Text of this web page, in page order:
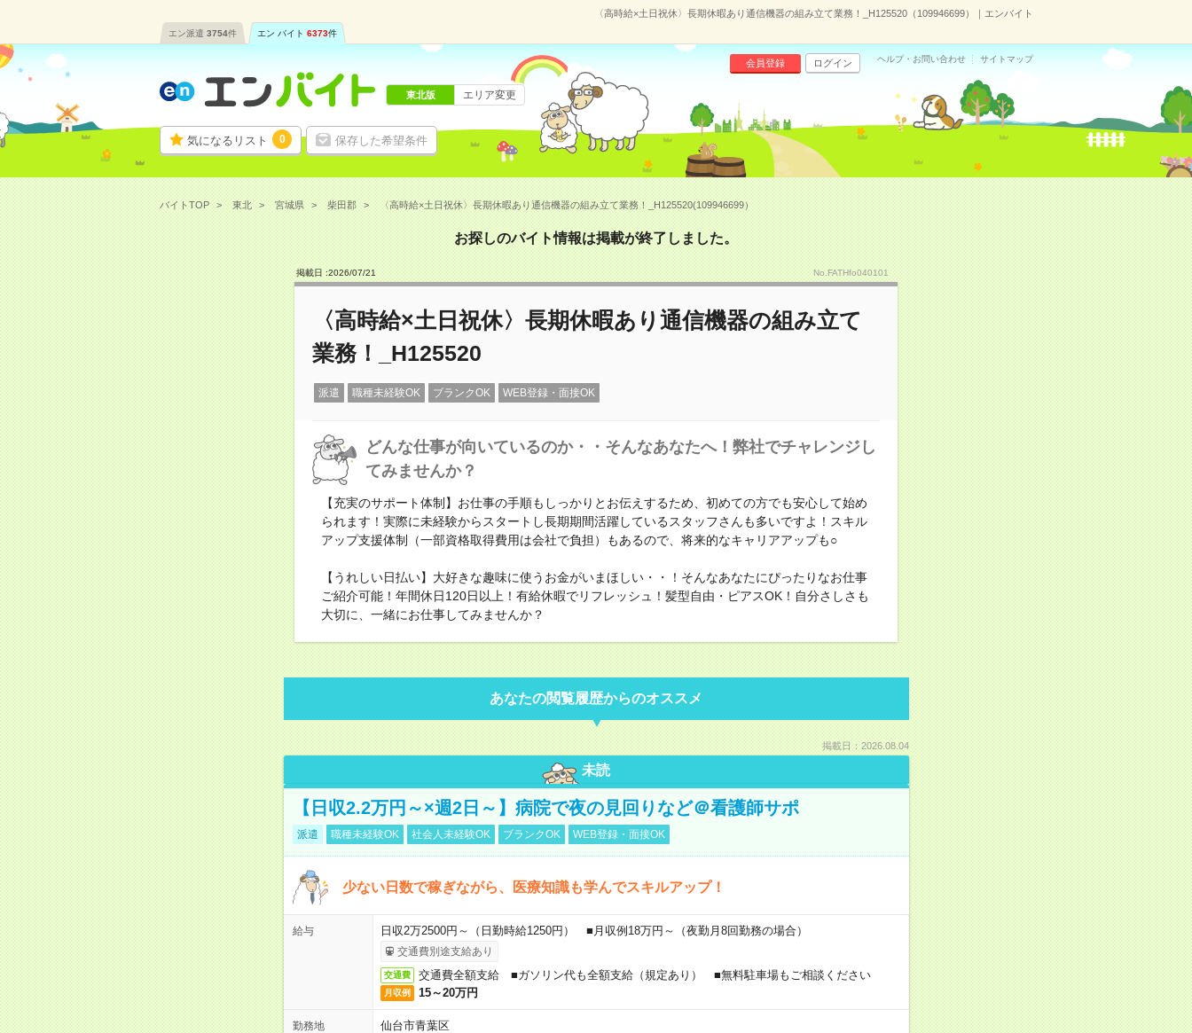
〈高時給×土日祝休〉長期休暇あり通信機器の組み立て業務！_H125520（109946699）｜エンバイト
エン派遣 3754件 エン バイト 6373件
気になるリスト 0 保存した希望条件
会員登録 ログイン ヘルプ・お問い合わせ サイトマップ
東北版 エリア変更
バイトTOP 東北 宮城県 柴田郡 〈高時給×土日祝休〉長期休暇あり通信機器の組み立て業務！_H125520(109946699）
お探しのバイト情報は掲載が終了しました。
掲載日 :2026/07/21 No.FATHfo040101
〈高時給×土日祝休〉長期休暇あり通信機器の組み立て
業務！_H125520
派遣 職種未経験OK ブランクOK WEB登録・面接OK
どんな仕事が向いているのか・・そんなあなたへ！弊社でチャレンジし
てみませんか？
【充実のサポート体制】お仕事の手順もしっかりとお伝えするため、初めての方でも安心して始め
られます！実際に未経験からスタートし長期期間活躍しているスタッフさんも多いですよ！スキル
アップ支援体制（一部資格取得費用は会社で負担）もあるので、将来的なキャリアアップも○
【うれしい日払い】大好きな趣味に使うお金がいまほしい・・！そんなあなたにぴったりなお仕事
ご紹介可能！年間休日120日以上！有給休暇でリフレッシュ！髪型自由・ピアスOK！自分さしさも
大切に、一緒にお仕事してみませんか？
あなたの閲覧履歴からのオススメ
掲載日：2026.08.04
未読
【日収2.2万円～×週2日～】病院で夜の見回りなど＠看護師サポ
派遣 職種未経験OK 社会人未経験OK ブランクOK WEB登録・面接OK
少ない日数で稼ぎながら、医療知識も学んでスキルアップ！
給与 日収2万2500円～（日勤時給1250円） ■月収例18万円～（夜勤月8回勤務の場合）
交通費別途支給あり
交通費 交通費全額支給 ■ガソリン代も全額支給（規定あり） ■無料駐車場もご相談ください
月収例 15～20万円
勤務地
仙台市青葉区